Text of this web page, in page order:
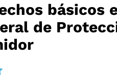
básicos
de